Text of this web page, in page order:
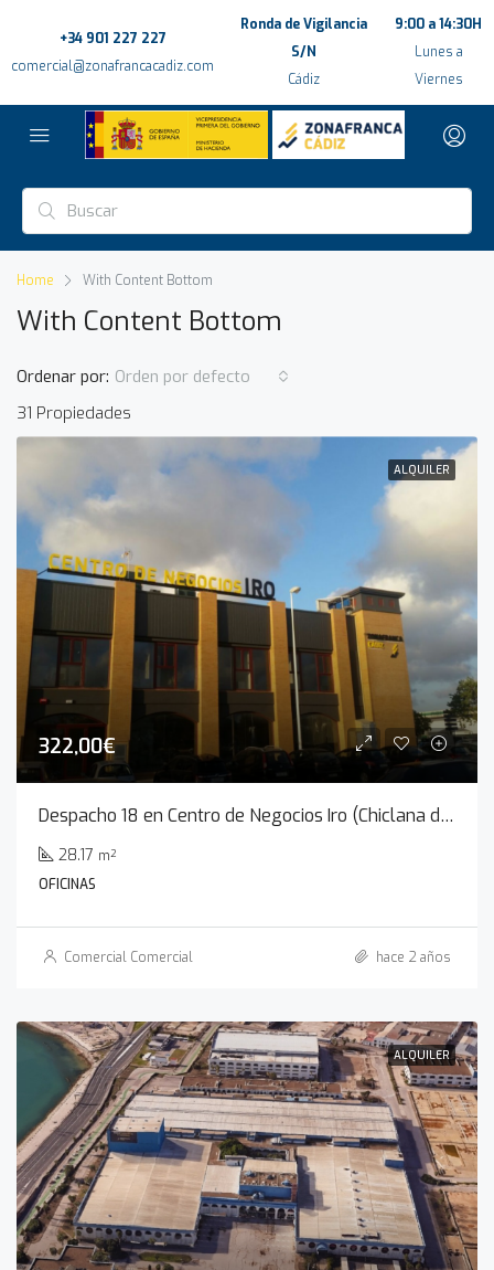
+34 901 227 227
comercial@zonafrancacadiz.com
Ronda de Vigilancia
S/N
Cádiz
9:00 a 14:30H
Lunes a
Viernes
Home With Content Bottom
With Content Bottom
31 Propiedades
Ordenar por: Orden por defecto
ALQUILER
322,00€
Despacho 18 en Centro de Negocios Iro (Chiclana de la Frontera)
28.17 m²
OFICINAS
Comercial Comercial hace 2 años
ALQUILER